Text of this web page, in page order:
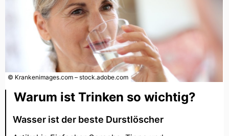
© Krankenimages.com – stock.adobe.com
Warum ist Trinken so wichtig?
Wasser ist der beste Durstlöscher